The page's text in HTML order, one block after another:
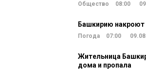
Общество 08:00
Башкирию накроют
Погода 07:00
Жительница
дома и пропала